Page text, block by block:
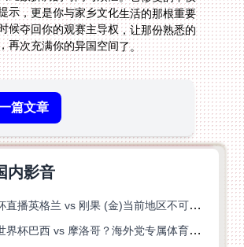
再次充满你的异国空间了。
篇文章
内影音
在海外看世界杯直播英格兰 vs 刚果 (金)当前地区不可播放？这篇指南帮你突破所有限制
在国外如何看世界杯巴西 vs 摩洛哥？海外党专属体育观赛指南来了